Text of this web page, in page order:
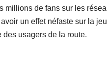
millions de fans sur les
un effet néfaste sur la
des usagers de la route.